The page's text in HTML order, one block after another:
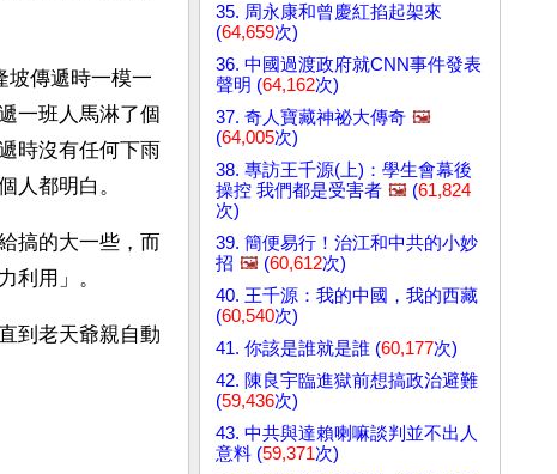
坡傳遞時一模一
一班人馬淋了個
時沒有任何下雨
人都明白。
搞的大一些，而
利用」。
到老天爺親自動
35. 周永康和曾慶紅掐起架來
(64,659次)
36. 中國過渡政府就CNN事件發表
聲明 (64,162次)
37. 奇人寶藏神祕大傳奇 🖼️
(64,005次)
38. 專訪王千源(上)：學生會幕後
操控 我們都是受害者 🖼️ (61,824
次)
39. 簡便易行！治江和中共的小妙
招 🖼️ (60,612次)
40. 王千源：我的中國，我的西藏
(60,540次)
41. 你該是誰就是誰 (60,177次)
42. 陳良宇臨進獄前想搞政治避難
(59,436次)
43. 中共與達賴喇嘛談判並不出人
意料 (59,371次)